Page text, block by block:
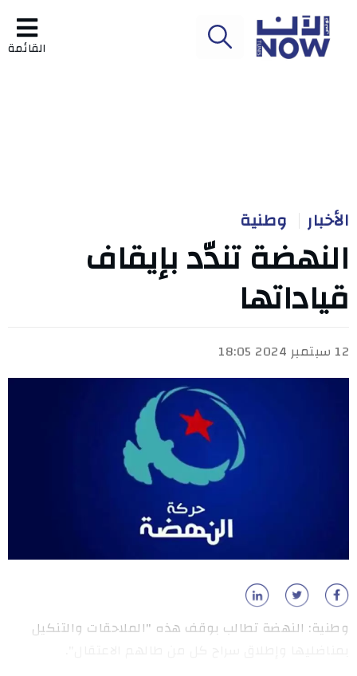
القائمة
الأخبار وطنية
النهضة تندّد بإيقاف
قياداتها
12 سبتمبر 2024 18:05
وطنية: النهضة تطالب بوقف هذه "الملاحقات والتنكيل